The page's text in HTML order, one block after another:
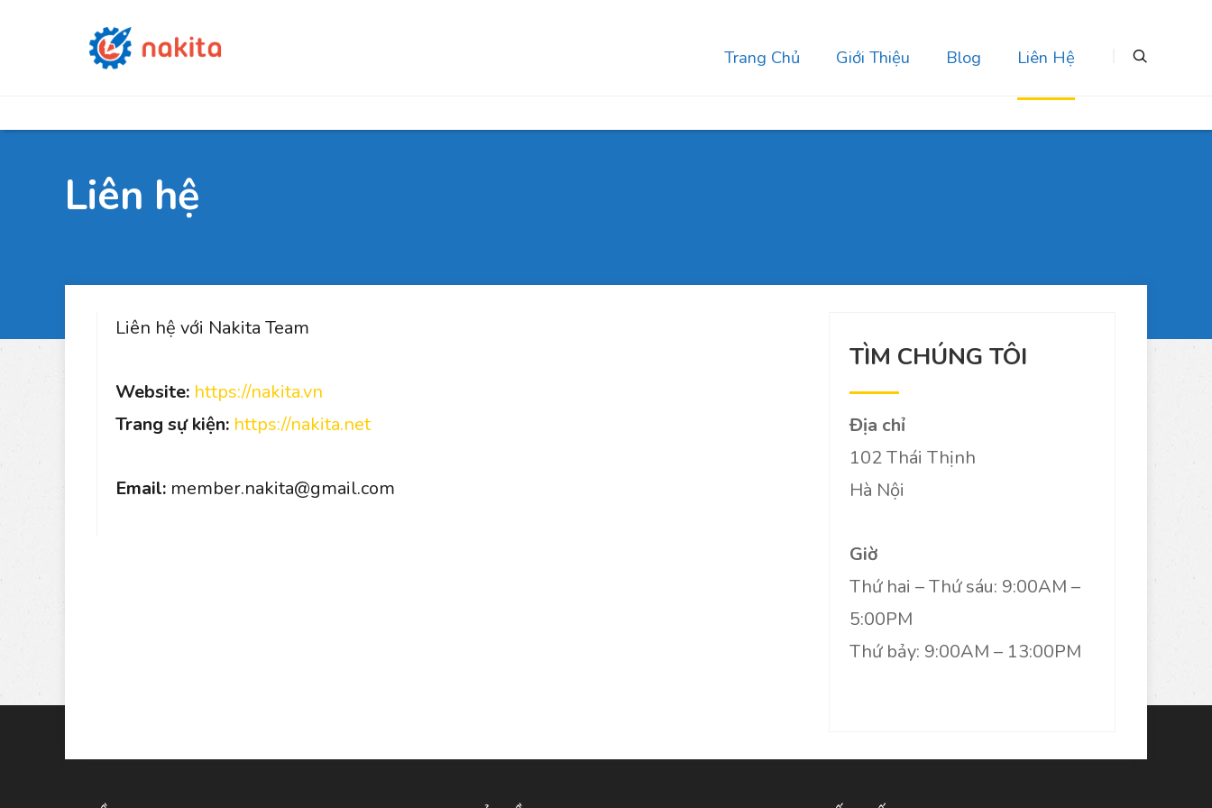
Trang Chủ Giới Thiệu Blog Liên Hệ
Liên hệ
Liên hệ với Nakita Team
Website: https://nakita.vn
Trang sự kiện: https://nakita.net
Email: member.nakita@gmail.com
TÌM CHÚNG TÔI
Địa chỉ
102 Thái Thịnh
Hà Nội
Giờ
Thứ hai – Thứ sáu: 9:00AM –
5:00PM
Thứ bảy: 9:00AM – 13:00PM